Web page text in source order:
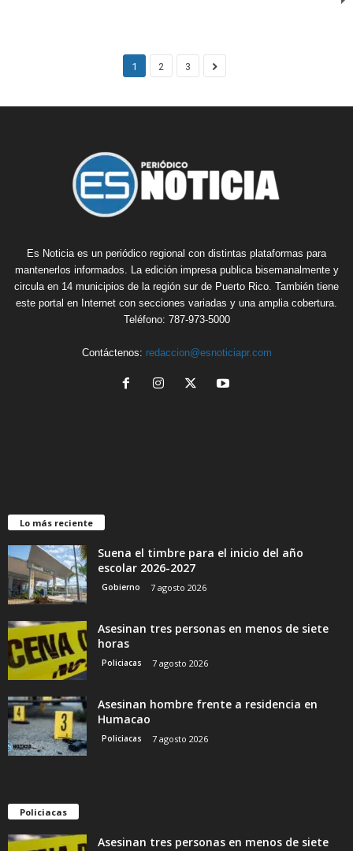
1 2 3
Es Noticia es un periódico regional con distintas plataformas para
mantenerlos informados. La edición impresa publica bisemanalmente y
circula en 14 municipios de la región sur de Puerto Rico. También tiene
este portal en Internet con secciones variadas y una amplia cobertura.
Teléfono: 787-973-5000
Contáctenos: redaccion@esnoticiapr.com
Lo más reciente
Suena el timbre para el inicio del año
escolar 2026-2027
Gobierno 7 agosto 2026
Asesinan tres personas en menos de siete
horas
Policiacas 7 agosto 2026
Asesinan hombre frente a residencia en
Humacao
Policiacas 7 agosto 2026
Policiacas
Asesinan tres personas en menos de siete